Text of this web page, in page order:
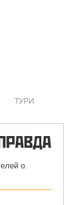
ТУРИ